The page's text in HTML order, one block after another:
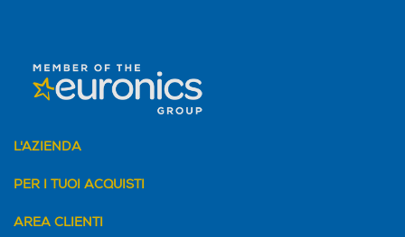
prima
ancora di
scattare
Tipo di batteria
L'AZIENDA
PER I TUOI ACQUISTI
AREA CLIENTI